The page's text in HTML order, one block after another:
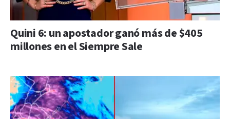
Quini 6: un apostador ganó más de $405
millones en el Siempre Sale